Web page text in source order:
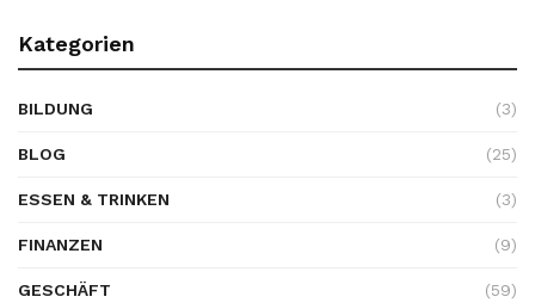
Kategorien
BILDUNG (3)
BLOG (25)
ESSEN & TRINKEN (3)
FINANZEN (9)
GESCHÄFT (59)